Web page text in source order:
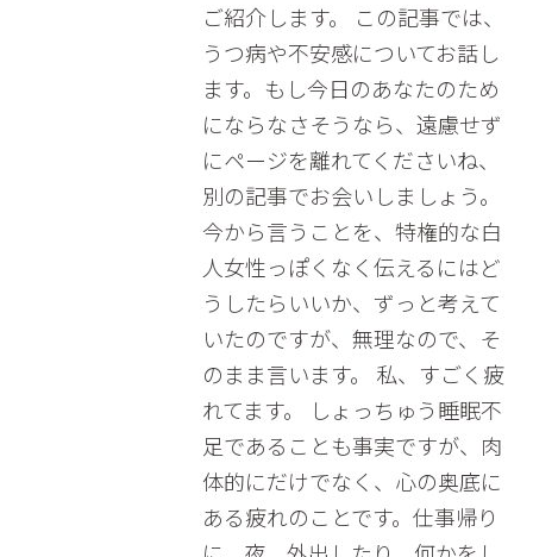
ご紹介します。 この記事では、
うつ病や不安感についてお話し
ます。もし今日のあなたのため
にならなさそうなら、遠慮せず
にページを離れてくださいね、
別の記事でお会いしましょう。
今から言うことを、特権的な白
人女性っぽくなく伝えるにはど
うしたらいいか、ずっと考えて
いたのですが、無理なので、そ
のまま言います。 私、すごく疲
れてます。 しょっちゅう睡眠不
足であることも事実ですが、肉
体的にだけでなく、心の奥底に
ある疲れのことです。仕事帰り